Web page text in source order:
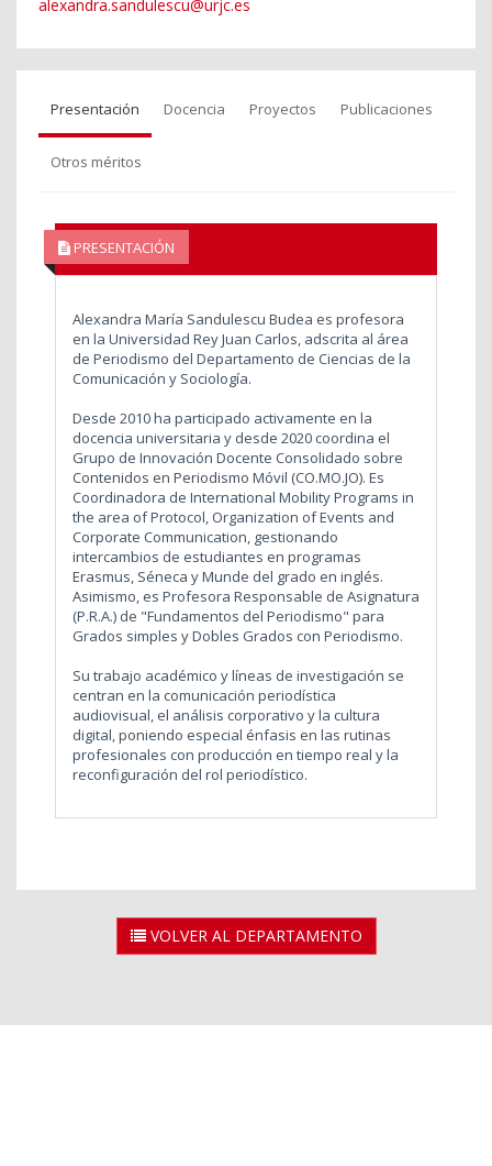
alexandra.sandulescu@urjc.es
Presentación Docencia Proyectos Publicaciones
Otros méritos
PRESENTACIÓN
Alexandra María Sandulescu Budea es profesora
en la Universidad Rey Juan Carlos, adscrita al área
de Periodismo del Departamento de Ciencias de la
Comunicación y Sociología.
Desde 2010 ha participado activamente en la
docencia universitaria y desde 2020 coordina el
Grupo de Innovación Docente Consolidado sobre
Contenidos en Periodismo Móvil (CO.MO.JO). Es
Coordinadora de International Mobility Programs in
the area of Protocol, Organization of Events and
Corporate Communication, gestionando
intercambios de estudiantes en programas
Erasmus, Séneca y Munde del grado en inglés.
Asimismo, es Profesora Responsable de Asignatura
(P.R.A.) de "Fundamentos del Periodismo" para
Grados simples y Dobles Grados con Periodismo.
Su trabajo académico y líneas de investigación se
centran en la comunicación periodística
audiovisual, el análisis corporativo y la cultura
digital, poniendo especial énfasis en las rutinas
profesionales con producción en tiempo real y la
reconfiguración del rol periodístico.
VOLVER AL DEPARTAMENTO